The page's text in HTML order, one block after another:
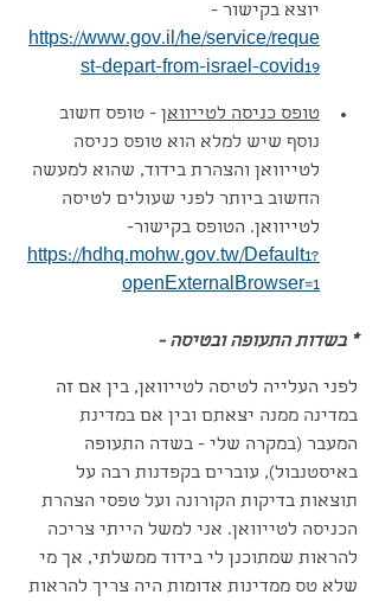
יוצא בקישור -
https://www.gov.il/he/service/reque
st-depart-from-israel-covid19
טופס כניסה לטייוואן - טופס חשוב
נוסף שיש למלא הוא טופס כניסה
לטייוואן והצהרת בידוד, שהוא למעשה
החשוב ביותר לפני שעולים לטיסה
לטייוואן. הטופס בקישור-
https://hdhq.mohw.gov.tw/Default1?
openExternalBrowser=1
* בשדות התעופה ובטיסה -
לפני העלייה לטיסה לטייוואן, בין אם זה
במדינה ממנה יצאתם ובין אם במדינת
המעבר (במקרה שלי - בשדה התעופה
באיסטנבול), עוברים בקפדנות רבה על
תוצאות בדיקות הקורונה ועל טפסי הצהרת
הכניסה לטייוואן. אני למשל הייתי צריכה
להראות שמתוכנן לי בידוד ממשלתי, אך מי
שלא טס ממדינות אדומות היה צריך להראות